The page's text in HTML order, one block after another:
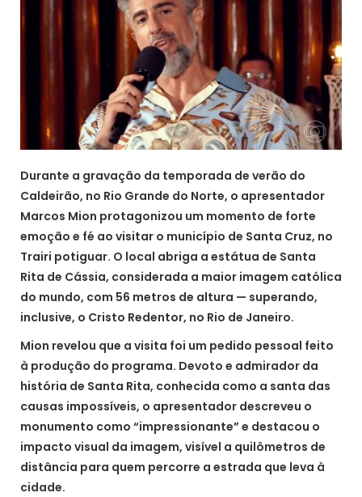
Durante a gravação da temporada de verão do
Caldeirão, no Rio Grande do Norte, o apresentador
Marcos Mion protagonizou um momento de forte
emoção e fé ao visitar o município de Santa Cruz, no
Trairi potiguar. O local abriga a estátua de Santa
Rita de Cássia, considerada a maior imagem católica
do mundo, com 56 metros de altura — superando,
inclusive, o Cristo Redentor, no Rio de Janeiro.
Mion revelou que a visita foi um pedido pessoal feito
à produção do programa. Devoto e admirador da
história de Santa Rita, conhecida como a santa das
causas impossíveis, o apresentador descreveu o
monumento como “impressionante” e destacou o
impacto visual da imagem, visível a quilômetros de
distância para quem percorre a estrada que leva à
cidade.